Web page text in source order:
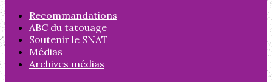
Recommandations
ABC du tatouage
Soutenir le SNAT
Médias
Archives médias